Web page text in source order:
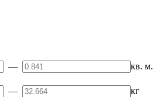
— кв. м.
— кг